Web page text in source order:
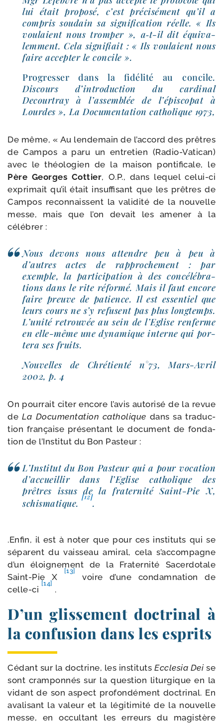
lui était pro­po­sé, c’est pré­ci­sé­ment qu’il a
com­pris sou­dain sa signi­fi­ca­tion réelle. « Ils
vou­laient nous trom­per », a‑t-​il dit équi­va­
lem­ment. Cela signi­fiait : « Ils vou­laient nous
faire accep­ter le concile ».
Progresser dans la fidé­li­té au concile.
Discours d’in­tro­duc­tion du car­di­nal
Decourtray à l’as­sem­blée de l’é­pis­co­pat à
Lourdes », La Documentation catho­lique 1973,
De même, « Au len­de­main de l’ac­cord des prêtres
de Campos a paru un entre­tien (Radio-​Vatican)
avec le théo­lo­gien de la mai­son pon­ti­fi­cale, le
Père Georges Cottier, O.P., dans lequel celui-​ci
expri­mait qu’il était insuf­fi­sant que les prêtres de
Campos recon­naissent la vali­di­té de la nou­velle
messe, mais que l’on devait les ame­ner à la
célébrer :
Nous devons nous attendre peu à peu à
d’autres actes de rap­pro­che­ment : par
exemple, la par­ti­ci­pa­tion à des concé­lé­bra­
tions dans le rite réfor­mé. Mais il faut encore
faire preuve de patience. Il est essen­tiel que
leurs cours ne s’y refusent pas plus long­temps.
L’unité retrou­vée au sein de l’Eglise ren­ferme
en elle-​même une dyna­mique interne qui por­
te­ra ses fruits.
Nouvelles de Chrétienté n°73, Mars-​Avril
2002, p. 4
On pour­rait citer encore l’a­vis auto­ri­sé de la revue
de La Documentation catho­lique dans sa tra­duc­
tion fran­çaise pré­sen­tant le docu­ment de fon­da­
tion de l’Institut du Bon Pasteur :
L’Institut du Bon Pasteur qui a pour voca­tion
d’ac­cueillir dans l’Eglise catho­lique des
prêtres issus de la fra­ter­ni­té Saint-​Pie X,
schis­ma­tique.
[12]
.
.Enfin, il est à noter que pour ces ins­ti­tuts qui se
séparent du vais­seau ami­ral, cela s’ac­com­pagne
d’un éloi­gne­ment de la Fraternité Sacerdotale
Saint-​Pie X
[13]
voire d’une condam­na­tion de
celle-​ci
[14]
.
D’un glissement doctrinal à
la confusion dans les esprits
Cédant sur la doc­trine, les ins­ti­tutsEcclesia Dei se
sont cram­pon­nés sur la ques­tion litur­gique en la
vidant de son aspect pro­fon­dé­ment doc­tri­nal. En
ava­li­sant la valeur et la légi­ti­mi­té de la nou­velle
messe, en occul­tant les erreurs du magis­tère